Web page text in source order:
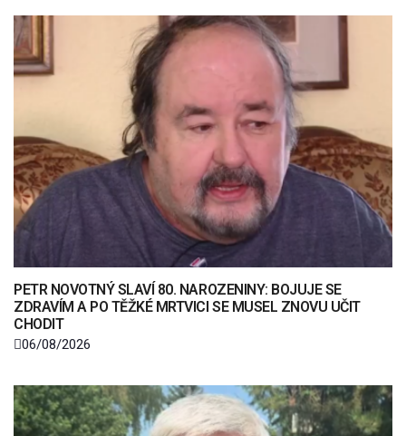
PETR NOVOTNÝ SLAVÍ 80. NAROZENINY: BOJUJE SE
ZDRAVÍM A PO TĚŽKÉ MRTVICI SE MUSEL ZNOVU UČIT
CHODIT
06/08/2026